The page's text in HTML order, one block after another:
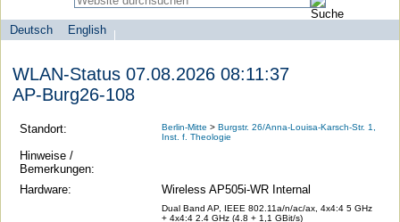
Sprachauswahl
Deutsch
English
search-menu
Universität
zu
Berlin
Computer-
und
WLAN-Status 07.08.2026 08:11:37
AP-Burg26-108
Standort: Berlin-Mitte >Burgstr. 26/Anna-Louisa-Karsch-Str. 1,
Inst. f. Theologie
Hinweise /
Bemerkungen:
Hardware:
Wireless AP505i-WR Internal
Dual Band AP, IEEE 802.11a/n/ac/ax, 4x4:4 5 GHz
+ 4x4:4 2.4 GHz (4.8 + 1,1 GBit/s)